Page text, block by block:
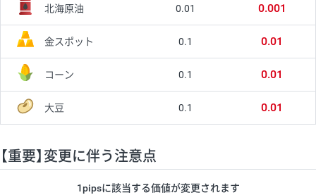
北海原油 0.01 0.001
金スポット 0.1 0.01
コーン 0.1 0.01
大豆 0.1 0.01
【重要】変更に伴う注意点
1pipsに該当する価値が変更されます